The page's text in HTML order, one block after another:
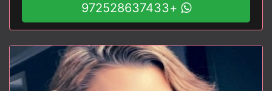
+972528637433